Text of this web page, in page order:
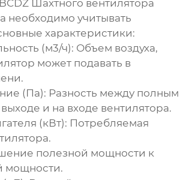
Шахтного вентилятора
необходимо учитывать
характеристики:
(м3/ч): Объем воздуха,
может подавать в
(Па): Разность между полным
и на входе вентилятора.
(кВт): Потребляемая
полезной мощности к
мощности.